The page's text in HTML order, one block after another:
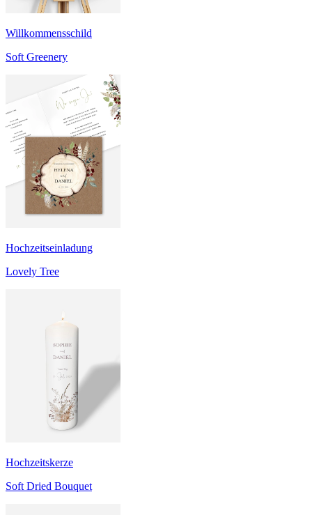
Willkommensschild
Soft Greenery
Hochzeitseinladung
Lovely Tree
Hochzeitskerze
Soft Dried Bouquet